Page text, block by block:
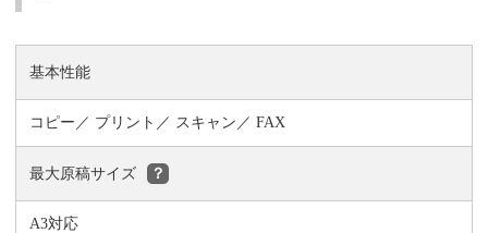
基本性能
コピー プリント スキャン FAX
最大原稿サイズ ？
A3対応